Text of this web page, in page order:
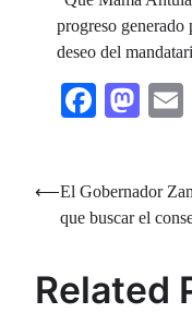
progreso
deseo del
Navegación
⟵El Gobernador
que buscar el
Related